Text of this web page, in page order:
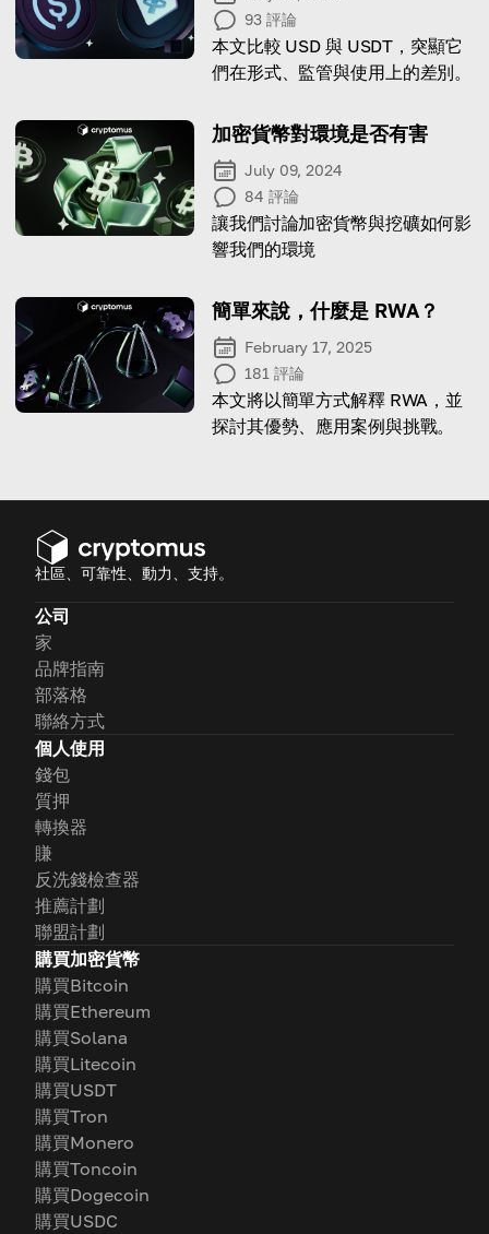
93 評論
本文比較 USD 與 USDT，突顯它
們在形式、監管與使用上的差別。
加密貨幣對環境是否有害
July 09, 2024
84 評論
讓我們討論加密貨幣與挖礦如何影
響我們的環境
簡單來說，什麼是 RWA？
February 17, 2025
181 評論
本文將以簡單方式解釋 RWA，並
探討其優勢、應用案例與挑戰。
社區、可靠性、動力、支持。
公司
家
品牌指南
部落格
聯絡方式
個人使用
錢包
質押
轉換器
賺
反洗錢檢查器
推薦計劃
聯盟計劃
購買加密貨幣
購買Bitcoin
購買Ethereum
購買Solana
購買Litecoin
購買USDT
購買Tron
購買Monero
購買Toncoin
購買Dogecoin
購買USDC